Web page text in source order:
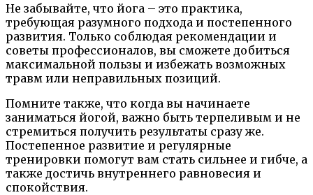
Не забывайте, что йога – это практика,
требующая разумного подхода и постепенного
развития. Только соблюдая рекомендации и
советы профессионалов, вы сможете добиться
максимальной пользы и избежать возможных
травм или неправильных позиций.
Помните также, что когда вы начинаете
заниматься йогой, важно быть терпеливым и не
стремиться получить результаты сразу же.
Постепенное развитие и регулярные
тренировки помогут вам стать сильнее и гибче, а
также достичь внутреннего равновесия и
спокойствия.